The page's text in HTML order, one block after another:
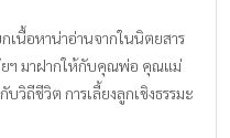
นื้อหาน่าอ่านจากในนิตยสาร
ยฯ มาฝากให้กับคุณพ่อ คุณแม่
วิถีชีวิต การเลี้ยงลูกเชิงธรรมะ